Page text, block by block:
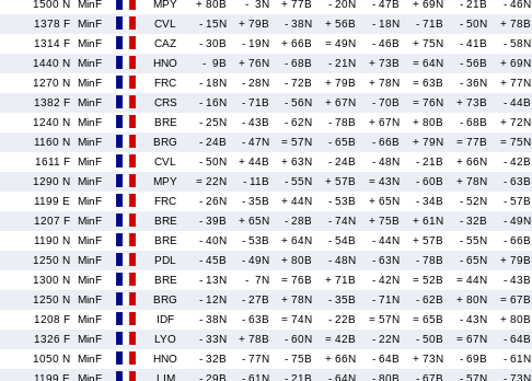
1500 N MinF MPY + 80B - 3N + 77B - 20N - 47B + 69N - 21B - 46N
1378 F MinF CVL - 15N + 79B - 38N + 56B - 18N - 71B - 50N + 78B
1314 F MinF CAZ - 30B - 19N + 66B = 49N - 46B + 75N - 41B - 58N
1440 N MinF HNO - 9B + 76N - 68B - 21N + 73B = 64N - 56B + 69N
1270 N MinF FRC - 18N - 28N - 72B + 79B + 78N = 63B - 36N + 77N
1382 F MinF CRS - 16N - 71B - 56N + 67N - 70B = 76N + 73B - 44B
1240 N MinF BRE - 25N - 43B - 62N - 78B + 67N + 80B - 68B + 72N
1160 N MinF BRG - 24B - 47N = 57N - 65B - 66B + 79N = 77B = 75N
1611 F MinF CVL - 50N + 44B + 63N - 24B - 48N - 21B + 66N - 42B
1290 N MinF MPY = 22N - 11B - 55N + 57B = 43N - 60B + 78N - 63B
1199 E MinF FRC - 26N - 35B + 44N - 53B + 65N - 34B - 52N - 57B
1207 F MinF BRE - 39B + 65N - 28B - 74N + 75B + 61N - 32B - 49N
1190 N MinF BRE - 40N - 53B + 64N - 54B - 44N + 57B - 55N - 66B
1250 N MinF PDL - 45B - 49N + 80B - 48N - 63N - 78B - 65N + 79B
1300 N MinF BRE - 13N - 7N = 76B + 71B - 42N = 52B = 44N - 43B
1250 N MinF BRG - 12N - 27B + 78N - 35B - 71N - 62B + 80N = 67B
1208 F MinF IDF - 38N - 63B = 74N - 22B = 57N = 65B - 43N + 80B
1326 F MinF LYO - 33N + 78B - 60N = 42B - 22N - 50B = 67N - 64B
1050 N MinF HNO - 32B - 77N - 75B + 66N - 64B + 73N - 69B - 61N
1199 E MinF LIM - 29B - 61N - 21B - 64N - 80B - 67B - 57N - 73N